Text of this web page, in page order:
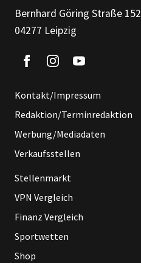
Bernhard Göring Straße 152
04277 Leipzig
Kontakt/Impressum
Redaktion/Terminredaktion
Werbung/Mediadaten
Verkaufsstellen
Stellenmarkt
VPN Vergleich
Finanz Vergleich
Sportwetten
Shop